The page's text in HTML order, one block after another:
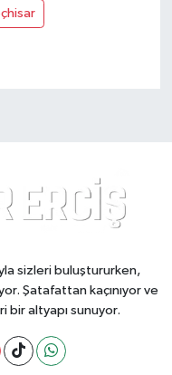
sizleri buluştururken,
Şatafattan kaçınıyor ve
bir altyapı sunuyor.